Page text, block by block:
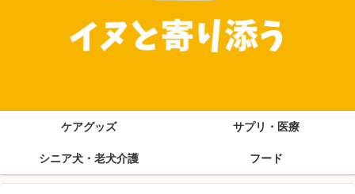
ケアグッズ サプリ・医療
シニア犬・老犬介護 フード